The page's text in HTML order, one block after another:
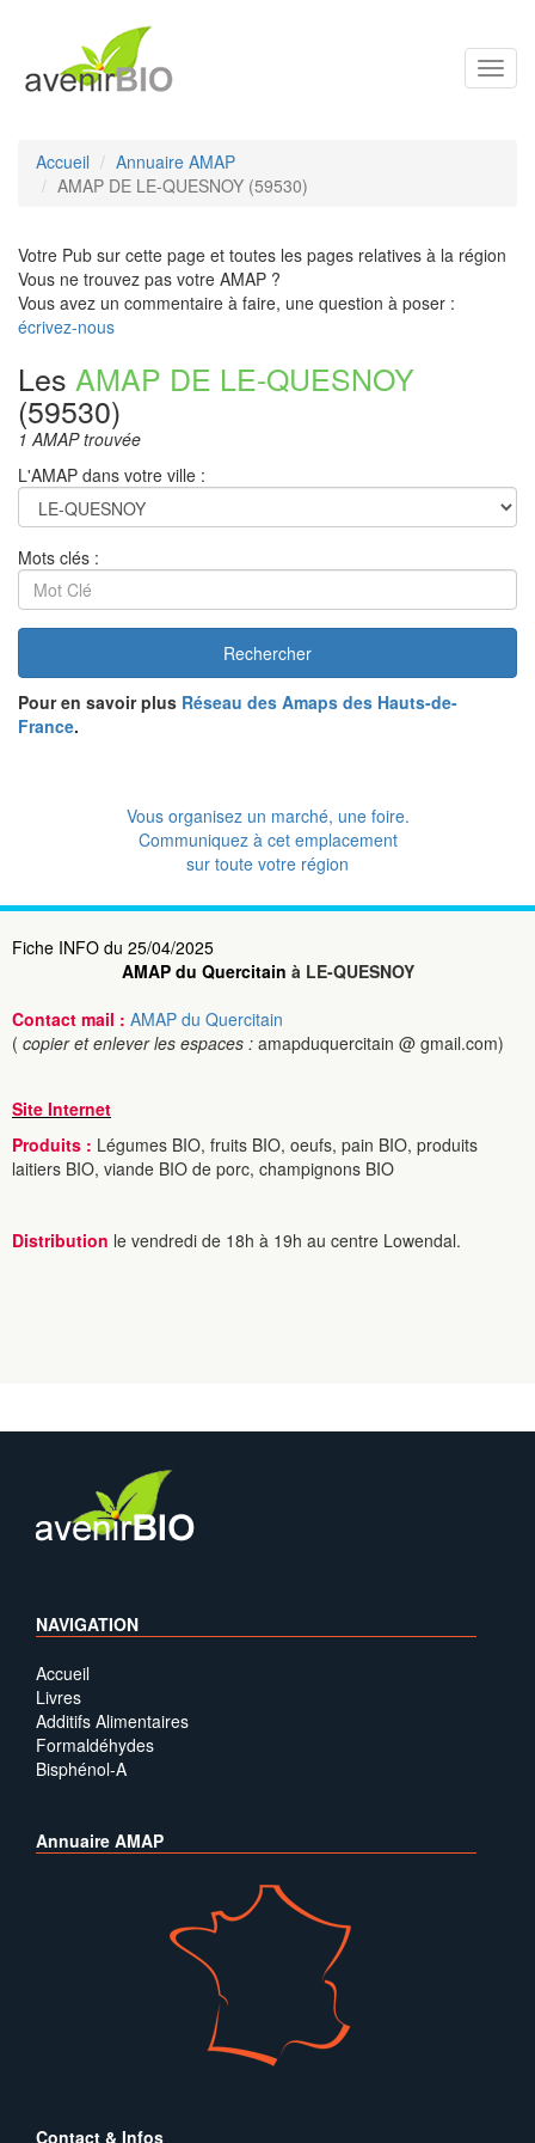
Accueil
Annuaire AMAP
AMAP DE LE-QUESNOY (59530)
Votre Pub sur cette page et toutes les pages relatives à la région
Vous ne trouvez pas votre AMAP ?
Vous avez un commentaire à faire, une question à poser :
écrivez-nous
Les AMAP DE LE-QUESNOY
(59530)
1 AMAP trouvée
L'AMAP dans votre ville :
Mots clés :
Rechercher
Pour en savoir plus Réseau des Amaps des Hauts-de-
France.
Vous organisez un marché, une foire.
Communiquez à cet emplacement
sur toute votre région
Fiche INFO du 25/04/2025
AMAP du Quercitain à LE-QUESNOY
Contact mail : AMAP du Quercitain
( copier et enlever les espaces : amapduquercitain @ gmail.com)
Site Internet
Produits : Légumes BIO, fruits BIO, oeufs, pain BIO, produits
laitiers BIO, viande BIO de porc, champignons BIO
Distribution le vendredi de 18h à 19h au centre Lowendal.
NAVIGATION
Accueil
Livres
Additifs Alimentaires
Formaldéhydes
Bisphénol-A
Annuaire AMAP
Contact & Infos